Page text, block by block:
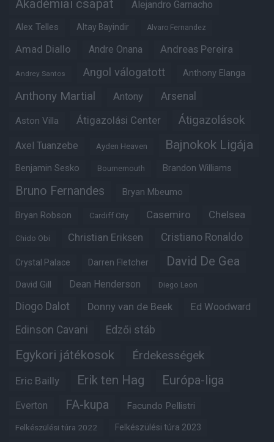
Akadémiai csapat Alejandro Garnacho
Alex Telles Altay Bayindir Alvaro Fernandez
Amad Diallo Andre Onana Andreas Pereira
Andrey Santos Angol válogatott Anthony Elanga
Anthony Martial Antony Arsenal
Aston Villa Átigazolási Center Átigazolások
Axel Tuanzebe Ayden Heaven Bajnokok Ligája
Benjamin Sesko Bournemouth Brandon Williams
Bruno Fernandes Bryan Mbeumo
Bryan Robson Cardiff City Casemiro Chelsea
Chido Obi Christian Eriksen Cristiano Ronaldo
Crystal Palace Darren Fletcher David De Gea
David Gill Dean Henderson Diego Leon
Diogo Dalot Donny van de Beek Ed Woodward
Edinson Cavani Edzői stáb
Egykori játékosok Érdekességek
Eric Bailly Erik ten Hag Európa-liga
Everton FA-kupa Facundo Pellistri
Felkészülési túra 2022 Felkészülési túra 2023